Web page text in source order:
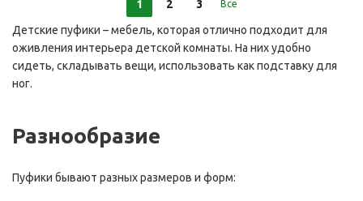
1 2 3 Все
Детские пуфики – мебель, которая отлично подходит для
оживления интерьера детской комнаты. На них удобно
сидеть, складывать вещи, использовать как подставку для
ног.
Разнообразие
Пуфики бывают разных размеров и форм: